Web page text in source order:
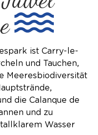
ist Carry-le-
und Tauchen,
Meeresbiodiversität
die Calanque de
und zu
Wasser